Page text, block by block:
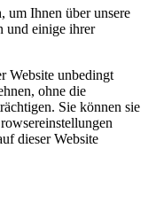
um Ihnen über unsere
und einige ihrer
Website unbedingt
ohne die
Sie können sie
dieser Website